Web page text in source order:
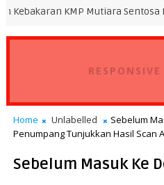
Mutiara Sentosa II, Kemenhub
Home Unlabelled
Sebelum
Penumpang Tunjukkan Hasil Scan
Sebelum Masuk Ke